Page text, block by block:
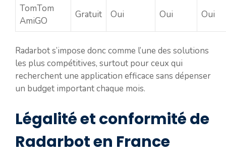
TomTom
AmiGO
Gratuit Oui Oui Oui
Radarbot s’impose donc comme l’une des solutions
les plus compétitives, surtout pour ceux qui
recherchent une application efficace sans dépenser
un budget important chaque mois.
Légalité et conformité de
Radarbot en France